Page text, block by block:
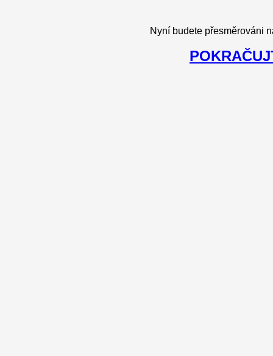
Nyní budete přesměrováni